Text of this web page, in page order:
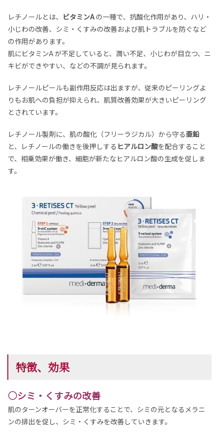
レチノールとは、 ビタミンA の一種で、抗酸化作用があり、ハリ・
小じわの改善、シミ・くすみの改善および肌トラブルを防ぐなど
の作用があります。
肌にビタミンA が不足していると、潤い不足、小じわが目立つ、ニ
キビができやすい、などの不調が見られます。
レチノールピールも副作用反応は出ますが、従来のピーリングよ
りもお肌への負担が抑えられ、肌質改善効果が大きいピーリング
とされています。
レチノール製剤に、肌の酸化（フリーラジカル）から守る亜鉛
と、レチノールの働きを後押しする ヒアルロン酸を配合すること
で、相乗効果が働き、細胞が新たなヒアルロン酸の生成を促しま
す。
特徴、効果
○シミ・くすみの改善
肌のターンオーバーを正常化することで、シミの元となるメラニ
ンの排出を促し、シミ・くすみを改善していきます。